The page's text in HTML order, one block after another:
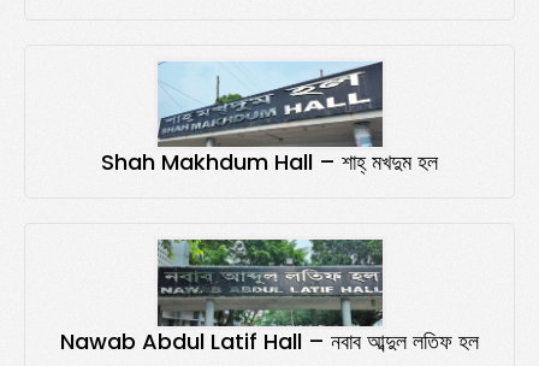
Shah Makhdum Hall – শাহ্‌ মখদুম হল
Nawab Abdul Latif Hall – নবাব আব্দুল লতিফ হল